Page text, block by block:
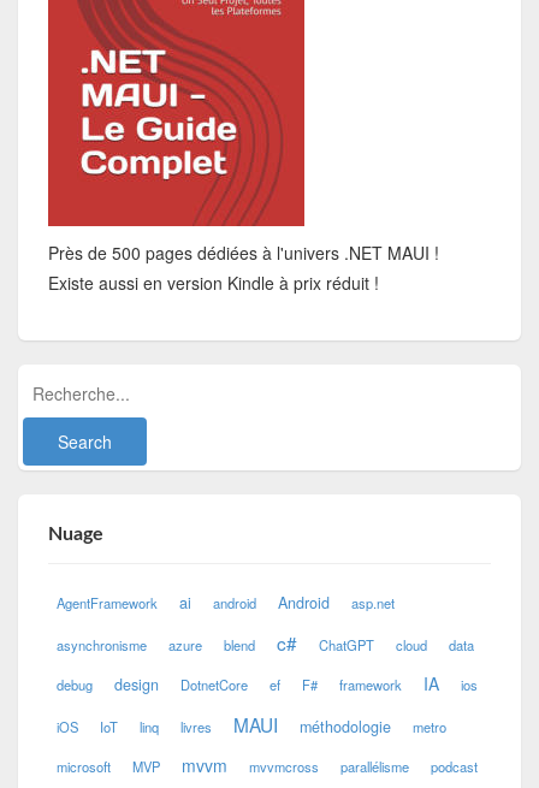
Près de 500 pages dédiées à l'univers .NET MAUI !
Existe aussi en version Kindle à prix réduit !
Nuage
AgentFramework ai android Android asp.net
asynchronisme azure blend c# ChatGPT cloud data
debug design DotnetCore ef F# framework IA ios
iOS IoT linq livres MAUI méthodologie metro
microsoft MVP mvvm mvvmcross parallélisme podcast